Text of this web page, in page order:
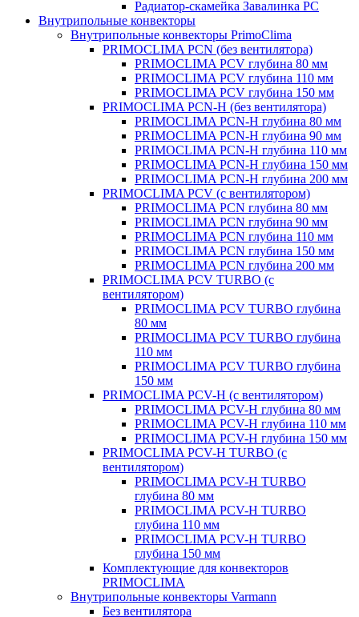
Радиатор-скамейка Завалинка РС
Внутрипольные конвекторы
Внутрипольные конвекторы PrimoClima
PRIMOCLIMA PCN (без вентилятора)
PRIMOCLIMA PCV глубина 80 мм
PRIMOCLIMA PCV глубина 110 мм
PRIMOCLIMA PCV глубина 150 мм
PRIMOCLIMA PCN-H (без вентилятора)
PRIMOCLIMA PCN-H глубина 80 мм
PRIMOCLIMA PCN-H глубина 90 мм
PRIMOCLIMA PCN-H глубина 110 мм
PRIMOCLIMA PCN-H глубина 150 мм
PRIMOCLIMA PCN-H глубина 200 мм
PRIMOCLIMA PCV (c вентилятором)
PRIMOCLIMA PCN глубина 80 мм
PRIMOCLIMA PCN глубина 90 мм
PRIMOCLIMA PCN глубина 110 мм
PRIMOCLIMA PCN глубина 150 мм
PRIMOCLIMA PCN глубина 200 мм
PRIMOCLIMA PCV TURBO (c
вентилятором)
PRIMOCLIMA PCV TURBO глубина
80 мм
PRIMOCLIMA PCV TURBO глубина
110 мм
PRIMOCLIMA PCV TURBO глубина
150 мм
PRIMOCLIMA PCV-H (c вентилятором)
PRIMOCLIMA PCV-H глубина 80 мм
PRIMOCLIMA PCV-H глубина 110 мм
PRIMOCLIMA PCV-H глубина 150 мм
PRIMOCLIMA PCV-H TURBO (c
вентилятором)
PRIMOCLIMA PCV-H TURBO
глубина 80 мм
PRIMOCLIMA PCV-H TURBO
глубина 110 мм
PRIMOCLIMA PCV-H TURBO
глубина 150 мм
Комплектующие для конвекторов
PRIMOCLIMA
Внутрипольные конвекторы Varmann
Без вентилятора